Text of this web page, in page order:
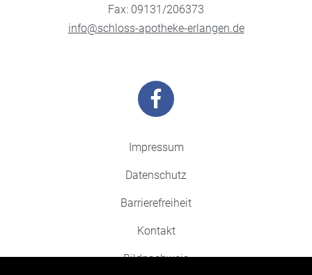
Fax: 09131/206373
info@schloss-apotheke-erlangen.de
Impressum
Datenschutz
Barrierefreiheit
Kontakt
Bildnachweis